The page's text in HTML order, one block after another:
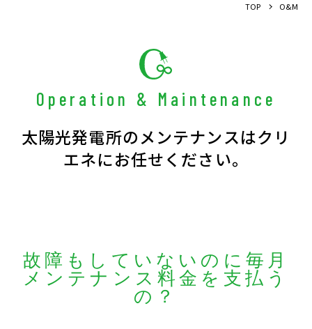
TOP O&M
Operation & Maintenance
太陽光発電所のメンテナンスはクリ
エネにお任せください。
故障もしていないのに毎月
メンテナンス料金を支払う
の？